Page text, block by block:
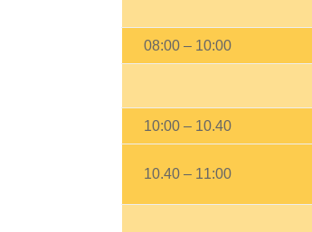
08:00 – 10:00
10:00 – 10.40
10.40 – 11:00